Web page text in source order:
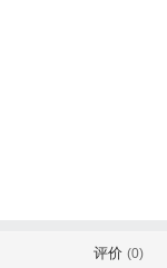
评价(0)